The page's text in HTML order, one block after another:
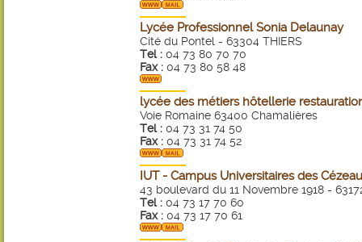
Lycée Professionnel Sonia Delaunay
Cité du Pontel - 63304 THIERS
Tel : 04 73 80 70 70
Fax : 04 73 80 58 48
lycée des métiers hôtellerie
Voie Romaine 63400 Chamalières
Tel : 04 73 31 74 50
Fax : 04 73 31 74 52
IUT - Campus Universitaires des
43 boulevard du 11 Novembre 1918 -
Tel : 04 73 17 70 60
Fax : 04 73 17 70 61